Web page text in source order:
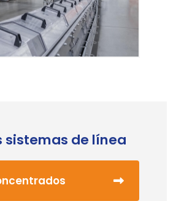
sistemas de línea